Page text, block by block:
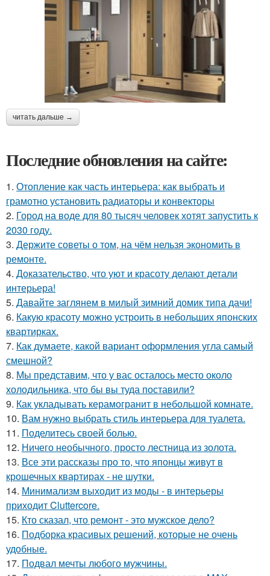
читать дальше →
Последние обновления на сайте:
1. Отопление как часть интерьера: как выбрать и
грамотно установить радиаторы и конвекторы
2. Город на воде для 80 тысяч человек хотят запустить к
2030 году.
3. Держите советы о том, на чём нельзя экономить в
ремонте.
4. Доказательство, что уют и красоту делают детали
интерьера!
5. Давайте заглянем в милый зимний домик типа дачи!
6. Какую красоту можно устроить в небольших японских
квартирках.
7. Как думаете, какой вариант оформления угла самый
смешной?
8. Мы представим, что у вас осталось место около
холодильника, что бы вы туда поставили?
9. Как укладывать керамогранит в небольшой комнате.
10. Вам нужно выбрать стиль интерьера для туалета.
11. Поделитесь своей болью.
12. Ничего необычного, просто лестница из золота.
13. Все эти рассказы про то, что японцы живут в
крошечных квартирах - не шутки.
14. Минимализм выходит из моды - в интерьеры
приходит Cluttercore.
15. Кто сказал, что ремонт - это мужское дело?
16. Подборка красивых решений, которые не очень
удобные.
17. Подвал мечты любого мужчины.